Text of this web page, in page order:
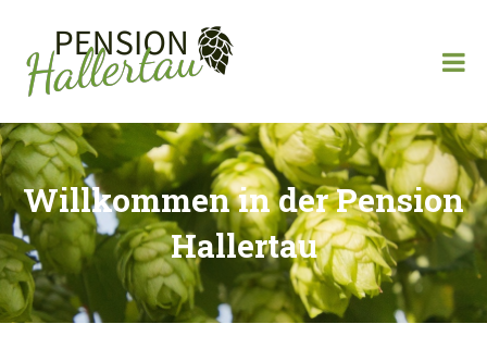
Pension Hallertau
Willkommen in der Pension
Hallertau